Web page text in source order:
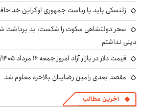
زلنسکی باید با ریاست جمهوری اوکراین
سحر دولتشاهی سکوت را شکست: بد برداشت
دینی نداشتم
قیمت دلار در بازار آزاد امروز جمعه ۱۶ مرداد ۱۴۰۵/ قیمت‌ها ریخت؟ +جدول
مقصد بعدی رامین رضاییان بالاخره معلوم شد
آخرین مطالب